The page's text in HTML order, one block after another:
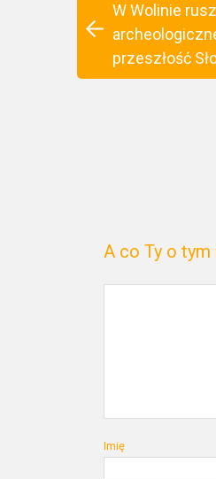
W Wolinie
przeszłość
A co Ty o tym
Imię